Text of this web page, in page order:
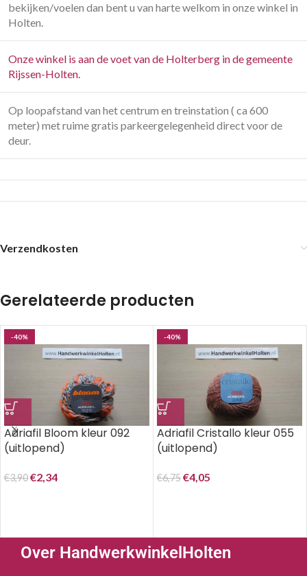
bekijken/voelen dan bent u van harte welkom in onze winkel in
Holten.
Onze winkel is aan de voet van de Holterberg in de gemeente
Rijssen-Holten.
Op loopafstand van het centrum en treinstation ( ca 600
meter) met ruime gratis parkeergelegenheid direct voor de
deur.
Verzendkosten
Gerelateerde producten
-40%
Adriafil Bloom kleur 092
(uitlopend)
€3,90€2,34
-40%
Adriafil Cristallo kleur 055
(uitlopend)
€6,75€4,05
Over HandwerkwinkelHolten